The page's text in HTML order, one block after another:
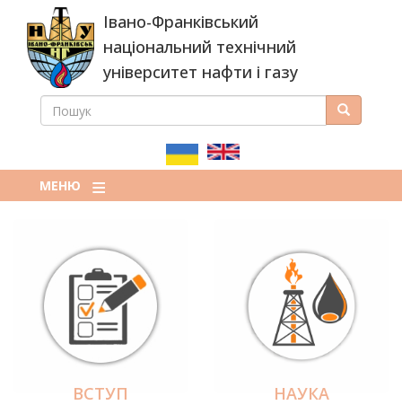
основного
вмісту
Івано-Франківський
національний технічний
університет нафти і газу
ПОШУКОВА
ПОШУК Пошук
МЕНЮ
ВСТУП НАУКА